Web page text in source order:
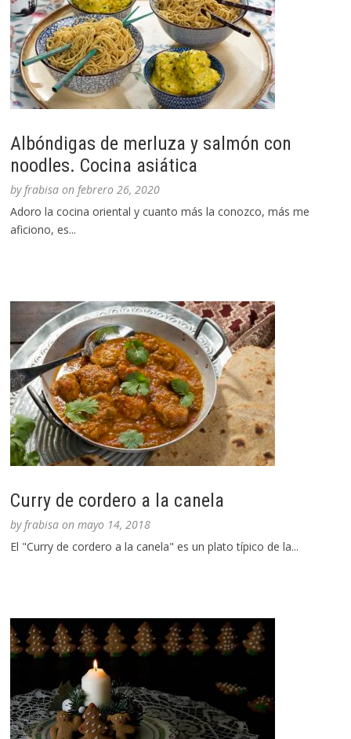
Albóndigas de merluza y salmón con
noodles. Cocina asiática
byfrabisa onfebrero 26, 2020
Adoro la cocina oriental y cuanto más la conozco, más me
aficiono, es...
Curry de cordero a la canela
byfrabisa onmayo 14, 2018
El "Curry de cordero a la canela" es un plato típico de la...